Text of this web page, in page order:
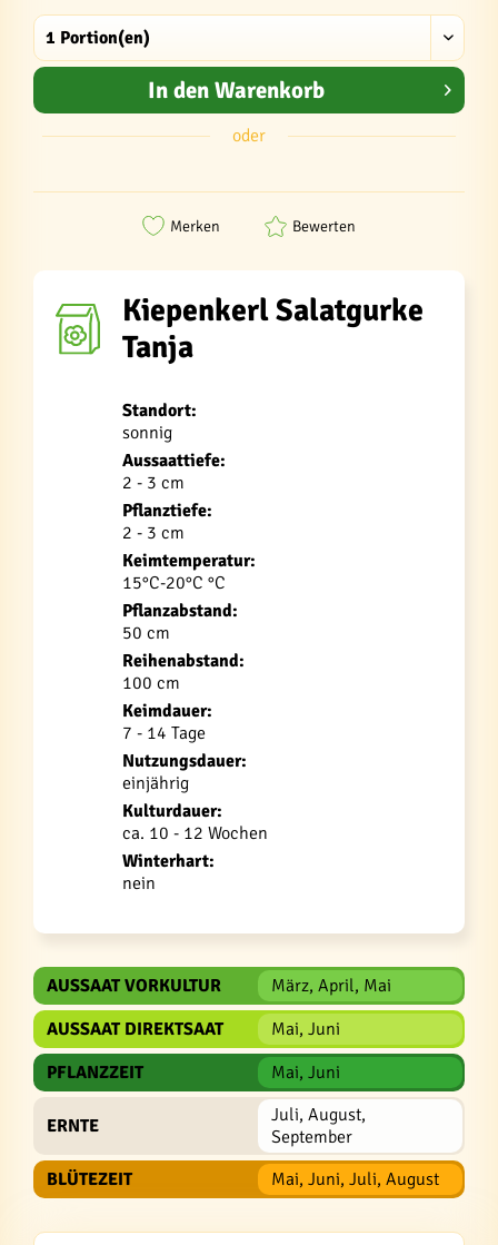
In den Warenkorb
oder
Merken Bewerten
Kiepenkerl Salatgurke
Tanja
Standort:
sonnig
Aussaattiefe:
2 - 3 cm
Pflanztiefe:
2 - 3 cm
Keimtemperatur:
15°C-20°C °C
Pflanzabstand:
50 cm
Reihenabstand:
100 cm
Keimdauer:
7 - 14 Tage
Nutzungsdauer:
einjährig
Kulturdauer:
ca. 10 - 12 Wochen
Winterhart:
nein
AUSSAAT VORKULTUR
März, April, Mai
AUSSAAT DIREKTSAAT
Mai, Juni
PFLANZZEIT
Mai, Juni
ERNTE
Juli, August,
September
BLÜTEZEIT
Mai, Juni, Juli, August